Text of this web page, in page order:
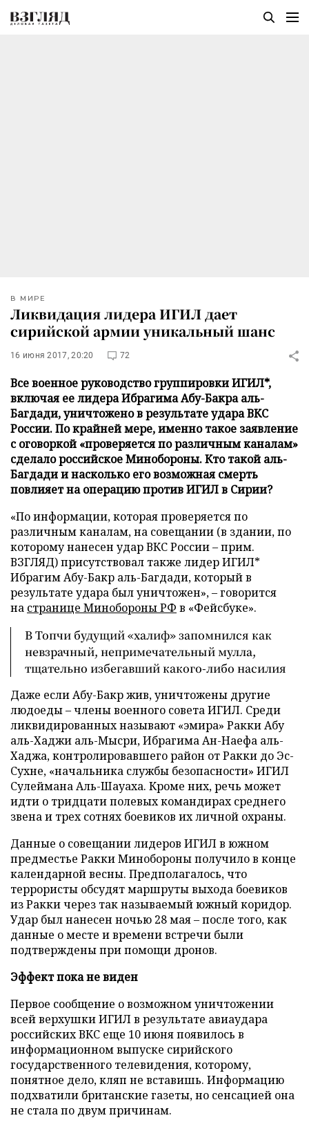
В МИРЕ
Ликвидация лидера ИГИЛ дает
сирийской армии уникальный шанс
16 июня 2017, 20:20 72
Все военное руководство группировки ИГИЛ*,
включая ее лидера Ибрагима Абу-Бакра аль-
Багдади, уничтожено в результате удара ВКС
России. По крайней мере, именно такое заявление
с оговоркой «проверяется по различным каналам»
сделало российское Минобороны. Кто такой аль-
Багдади и насколько его возможная смерть
повлияет на операцию против ИГИЛ в Сирии?
«По информации, которая проверяется по
различным каналам, на совещании (в здании, по
которому нанесен удар ВКС России – прим.
ВЗГЛЯД) присутствовал также лидер ИГИЛ*
Ибрагим Абу-Бакр аль-Багдади, который в
результате удара был уничтожен», – говорится
на странице Минобороны РФ в «Фейсбуке».
В Топчи будущий «халиф» запомнился как
невзрачный, непримечательный мулла,
тщательно избегавший какого-либо насилия
Даже если Абу-Бакр жив, уничтожены другие
людоеды – члены военного совета ИГИЛ. Среди
ликвидированных называют «эмира» Ракки Абу
аль-Хаджи аль-Мысри, Ибрагима Ан-Наефа аль-
Хаджа, контролировавшего район от Ракки до Эс-
Сухне, «начальника службы безопасности» ИГИЛ
Сулеймана Аль-Шауаха. Кроме них, речь может
идти о тридцати полевых командирах среднего
звена и трех сотнях боевиков их личной охраны.
Данные о совещании лидеров ИГИЛ в южном
предместье Ракки Минобороны получило в конце
календарной весны. Предполагалось, что
террористы обсудят маршруты выхода боевиков
из Ракки через так называемый южный коридор.
Удар был нанесен ночью 28 мая – после того, как
данные о месте и времени встречи были
подтверждены при помощи дронов.
Эффект пока не виден
Первое сообщение о возможном уничтожении
всей верхушки ИГИЛ в результате авиаудара
российских ВКС еще 10 июня появилось в
информационном выпуске сирийского
государственного телевидения, которому,
понятное дело, кляп не вставишь. Информацию
подхватили британские газеты, но сенсацией она
не стала по двум причинам.